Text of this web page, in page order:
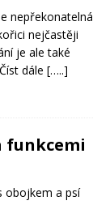
nepřekonatelná
nejčastěji
je ale také
Číst dále […..]
funkcemi
obojkem a psí